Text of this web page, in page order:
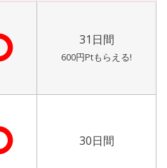
31日間
600円Ptもらえる!
30日間